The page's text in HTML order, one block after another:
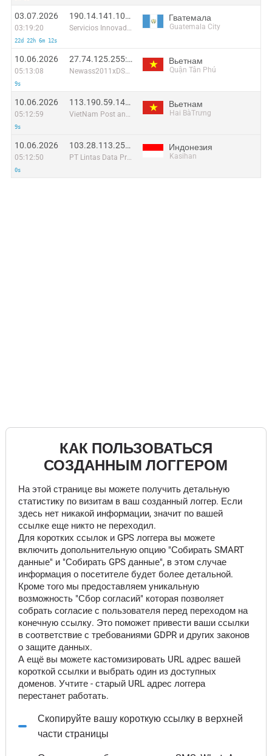
03.07.2026
03:19:20
22d 22h 6m 12s
190.14.141.100:10174
Servicios Innovadores de Comunicación y Entretenimiento, S.A.
Гватемала
Guatemala City
10.06.2026
05:13:08
9s
27.74.125.255:35914
Newass2011xDSLHN
Вьетнам
Quận Tân Phú
10.06.2026
05:12:59
9s
113.190.59.141:45435
VietNam Post and Telecom Corporation
Вьетнам
Hai BàTrưng
10.06.2026
05:12:50
0s
103.28.113.251:52428
PT Lintas Data Prima
Индонезия
Kasihan
КАК ПОЛЬЗОВАТЬСЯ
СОЗДАННЫМ ЛОГГЕРОМ
На этой странице вы можете получить детальную
статистику по визитам в ваш созданный логгер. Если
здесь нет никакой информации, значит по вашей
ссылке еще никто не переходил.
Для коротких ссылок и GPS логгера вы можете
включить допольнительную опцию "Собирать SMART
данные" и "Собирать GPS данные", в этом случае
информация о посетителе будет более детальной.
Кроме того мы предоставляем уникальную
возможность "Сбор согласий" которая позволяет
собрать согласие с пользователя перед переходом на
конечную ссылку. Это поможет привести ваши ссылки
в соответствие с требованиями GDPR и других законов
о защите данных.
А ещё вы можете кастомизировать URL адрес вашей
короткой ссылки и выбрать один из доступных
доменов. Учтите - старый URL адрес логгера
перестанет работать.
Скопируйте вашу короткую ссылку в верхней
части страницы